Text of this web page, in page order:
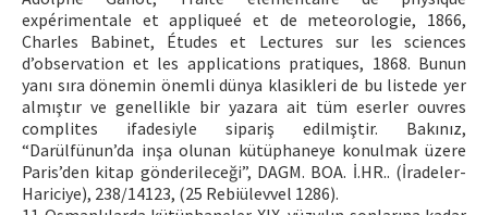
expérimentale et appliqueé et de meteorologie, 1866,
Charles Babinet, Études et Lectures sur les sciences
d’observation et les applications pratiques, 1868. Bunun
yanı sıra dönemin önemli dünya klasikleri de bu listede yer
almıştır ve genellikle bir yazara ait tüm eserler ouvres
complites ifadesiyle sipariş edilmiştir. Bakınız,
“Darülfünun’da inşa olunan kütüphaneye konulmak üzere
Paris’den kitap gönderileceği”, DAGM. BOA. İ.HR.. (İradeler-
Hariciye), 238/14123, (25 Rebiülevvel 1286).